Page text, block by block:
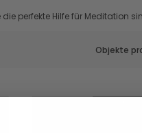
perfekte Hilfe für Meditation
Objekte